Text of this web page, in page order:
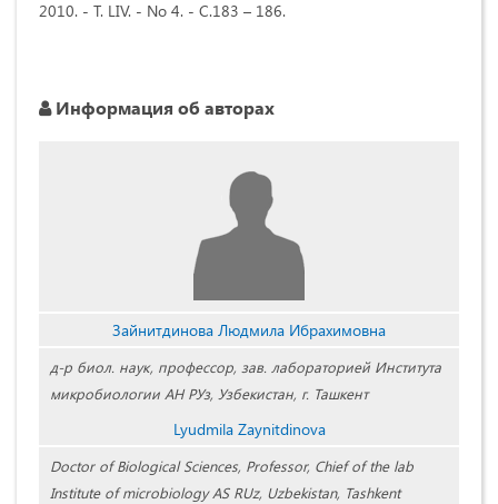
2010. - Т. LIV. - No 4. - С.183 – 186.
Информация об авторах
Зайнитдинова Людмила Ибрахимовна
д-р биол. наук, профессор, зав. лабораторией Института
микробиологии АН РУз, Узбекистан, г. Ташкент
Lyudmila Zaynitdinova
Doctor of Biological Sciences, Professor, Chief of the lab
Institute of microbiology AS RUz, Uzbekistan, Tashkent